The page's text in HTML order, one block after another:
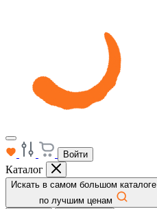
Войти
Каталог
Искать в самом большом каталоге
по лучшим ценам